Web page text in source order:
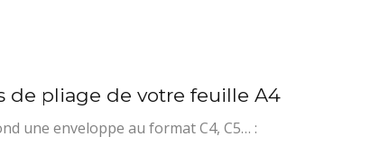
de pliage de votre feuille A4
une enveloppe au format C4, C5… :